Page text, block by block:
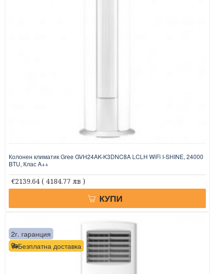
Колонен климатик Gree GVH24AK-K3DNC8A LCLH WiFi I-SHINE, 24000
BTU, Клас A++
€2139.64 ( 4184.77 лв )
КУПИ
Безплатна доставка
2г. гаранция